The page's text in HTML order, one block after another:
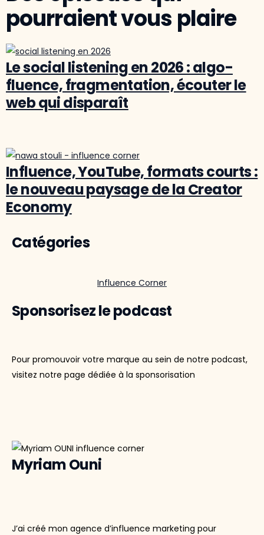
pourraient vous plaire
Le social listening en 2026 : algo-
fluence, fragmentation, écouter le
web qui disparaît
Influence, YouTube, formats courts :
le nouveau paysage de la Creator
Economy
Catégories
Influence Corner
Sponsorisez le podcast
Pour promouvoir votre marque au sein de notre podcast,
visitez notre page dédiée à la sponsorisation
Myriam Ouni
J’ai créé mon agence d’influence marketing pour